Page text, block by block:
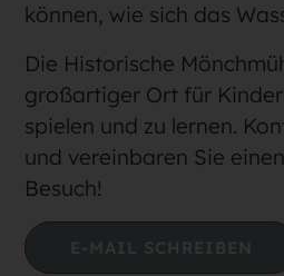
können, wie sich das
Die Historische
großartiger Ort für
spielen und zu lernen.
und vereinbaren Sie
Besuch!
E-MAIL SCHREIBEN